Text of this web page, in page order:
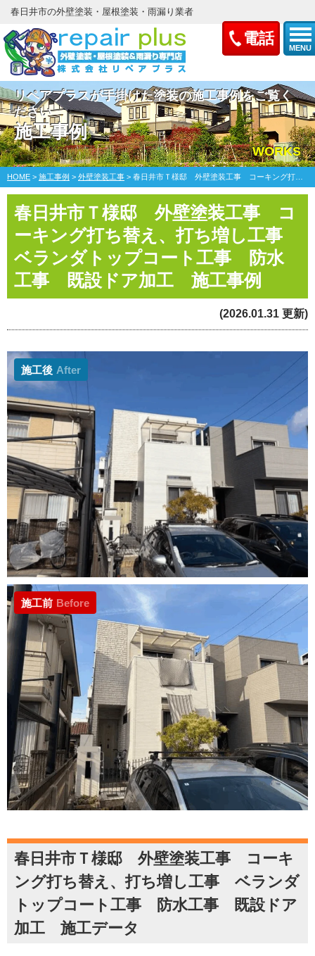
電話
MENU
春日井市の外壁塗装・屋根塗装・雨漏り業者
リペアプラスが手掛けた塗装の施工事例をご覧く
ださい
施工事例
WORKS
HOME > 施工事例 > 外壁塗装工事 > 春日井市Ｔ様邸 外壁塗装工事 コーキング打ち替え、打ち増し工事 ベランダトップコート工事 防水工事 既設ドア加工
春日井市Ｔ様邸 外壁塗装工事 コ
ーキング打ち替え、打ち増し工事
ベランダトップコート工事 防水
工事 既設ドア加工 施工事例
(2026.01.31 更新)
施工後 After
施工前 Before
春日井市Ｔ様邸 外壁塗装工事 コーキ
ング打ち替え、打ち増し工事 ベランダ
トップコート工事 防水工事 既設ドア
加工 施工データ